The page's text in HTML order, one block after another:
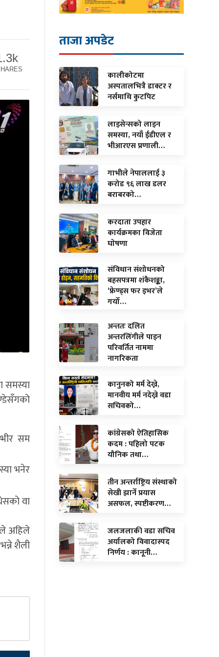
समस्या
सम
भनेर
वा
अहिले
शैली
ताजा अपडेट
कालीकोटमा
अस्पतालभित्रै डाक्टर र
नर्समाथि कुटपिट
लाइसेन्सको लाइन
समस्या, नयाँ ईडीएल र
भीआरएस प्रणाली…
गाभीले नेपाललाई ३
करोड ९६ लाख डलर
बराबरको…
करदाता उपहार
कार्यक्रमका विजेता
घाेषणा
संविधान संशोधनको
बहसपत्रमा शंकैशङ्का,
‘फ्रेण्ड्स फर इभर’ले
गर्यो…
अन्ततः दलित
अन्तरलिंगीले पाइन
परिवर्तित नाममा
नागरिकता
कानुनको मर्म देख्ने,
मानवीय मर्म नदेख्ने वडा
सचिवको…
कांग्रेसको ऐतिहासिक
कदम : पहिलो पटक
यौनिक तथा…
तीन अन्तर्राष्ट्रिय संस्थाको
सेखी झार्ने प्रयास
असफल, स्पष्टीकरण…
जलजलाकी वडा सचिव
अर्यालको विवादास्पद
निर्णय : कानूनी…